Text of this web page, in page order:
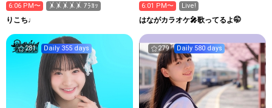
6:06 PM〜 🤸🤸🤸🤸🤸 ｱﾗﾖｯ
りこち♩
6:01 PM〜 Live!
はながカラオケ🎤歌ってるよ🤭
281 Daily 355 days 279 Daily 580 days